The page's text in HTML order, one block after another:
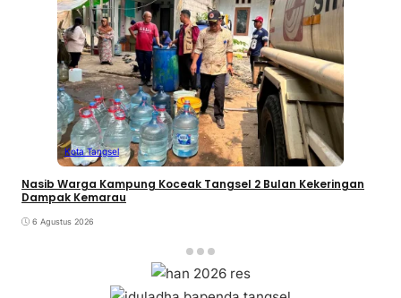
Kota Tangsel
Nasib Warga Kampung Koceak Tangsel 2 Bulan Kekeringan
Dampak Kemarau
6 Agustus 2026